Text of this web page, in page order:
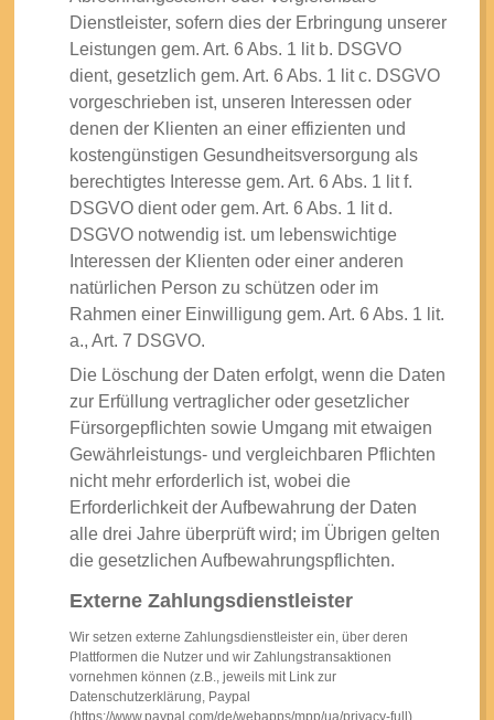
Dienstleister, sofern dies der Erbringung unserer
Leistungen gem. Art. 6 Abs. 1 lit b. DSGVO
dient, gesetzlich gem. Art. 6 Abs. 1 lit c. DSGVO
vorgeschrieben ist, unseren Interessen oder
denen der Klienten an einer effizienten und
kostengünstigen Gesundheitsversorgung als
berechtigtes Interesse gem. Art. 6 Abs. 1 lit f.
DSGVO dient oder gem. Art. 6 Abs. 1 lit d.
DSGVO notwendig ist. um lebenswichtige
Interessen der Klienten oder einer anderen
natürlichen Person zu schützen oder im
Rahmen einer Einwilligung gem. Art. 6 Abs. 1 lit.
a., Art. 7 DSGVO.
Die Löschung der Daten erfolgt, wenn die Daten
zur Erfüllung vertraglicher oder gesetzlicher
Fürsorgepflichten sowie Umgang mit etwaigen
Gewährleistungs- und vergleichbaren Pflichten
nicht mehr erforderlich ist, wobei die
Erforderlichkeit der Aufbewahrung der Daten
alle drei Jahre überprüft wird; im Übrigen gelten
die gesetzlichen Aufbewahrungspflichten.
Externe Zahlungsdienstleister
Wir setzen externe Zahlungsdienstleister ein, über deren
Plattformen die Nutzer und wir Zahlungstransaktionen
vornehmen können (z.B., jeweils mit Link zur
Datenschutzerklärung, Paypal
(https://www.paypal.com/de/webapps/mpp/ua/privacy-full),